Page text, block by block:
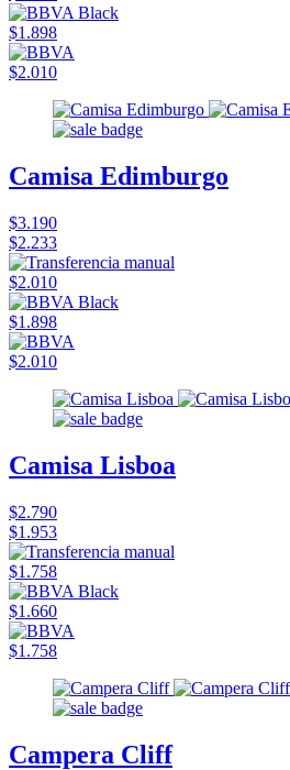
$1.898
$2.010
Camisa Edimburgo
$3.190
$2.233
$2.010
$1.898
$2.010
Camisa Lisboa
$2.790
$1.953
$1.758
$1.660
$1.758
Campera Cliff